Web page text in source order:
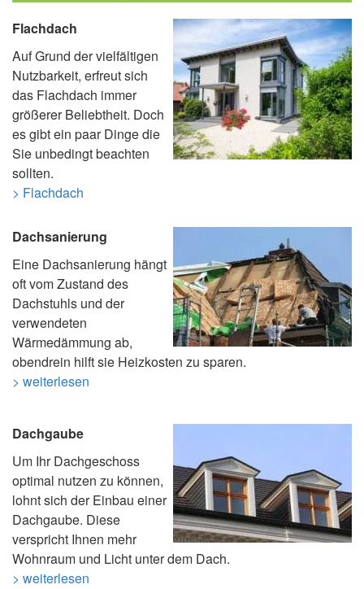
Flachdach
Auf Grund der vielfältigen
Nutzbarkeit, erfreut sich
das Flachdach immer
größerer Beliebtheit. Doch
es gibt ein paar Dinge die
Sie unbedingt beachten
sollten.
> Flachdach
Dachsanierung
Eine Dachsanierung hängt
oft vom Zustand des
Dachstuhls und der
verwendeten
Wärmedämmung ab,
obendrein hilft sie Heizkosten zu sparen.
> weiterlesen
Dachgaube
Um Ihr Dachgeschoss
optimal nutzen zu können,
lohnt sich der Einbau einer
Dachgaube. Diese
verspricht Ihnen mehr
Wohnraum und Licht unter dem Dach.
> weiterlesen